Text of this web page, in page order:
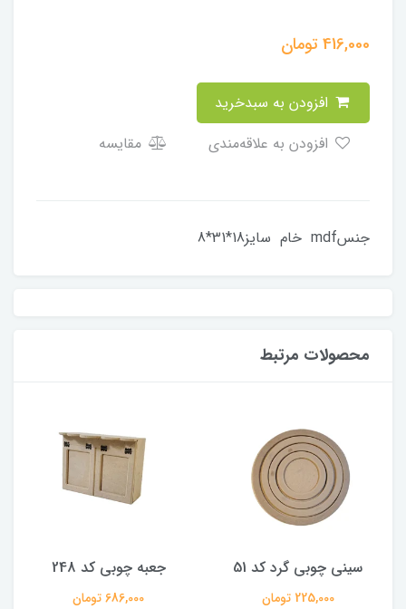
416,000تومان
مقایسه
جنسmdf خام سایز18*31*8
محصولات مرتبط
سینی چوبی گرد کد 51
225,000 تومان
جعبه چوبی کد 248
686,000 تومان